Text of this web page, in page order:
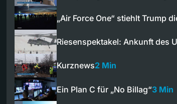
„Air Force One“ stiehlt Trump
Riesenspektakel: Ankunft des
Kurznews2 Min
Ein Plan C für „No Billag“3 Min